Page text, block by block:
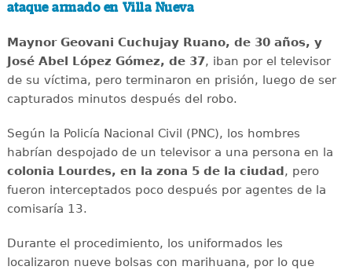
ataque armado en Villa Nueva
Maynor Geovani Cuchujay Ruano, de 30 años, y
José Abel López Gómez, de 37, iban por el televisor
de su víctima, pero terminaron en prisión, luego de ser
capturados minutos después del robo.
Según la Policía Nacional Civil (PNC), los hombres
habrían despojado de un televisor a una persona en la
colonia Lourdes, en la zona 5 de la ciudad, pero
fueron interceptados poco después por agentes de la
comisaría 13.
Durante el procedimiento, los uniformados les
localizaron nueve bolsas con marihuana, por lo que